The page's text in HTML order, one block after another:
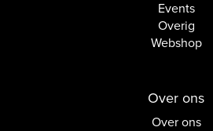
Events
Overig
Webshop
Over ons
Over ons